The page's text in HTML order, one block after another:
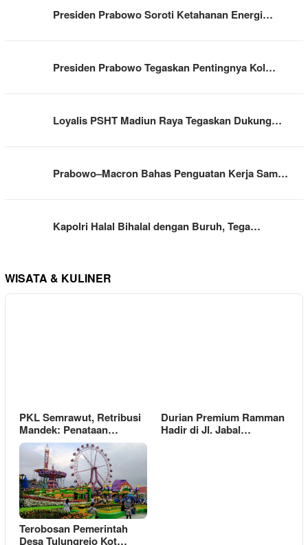
Presiden Prabowo Soroti Ketahanan Energi…
Presiden Prabowo Tegaskan Pentingnya Kol…
Loyalis PSHT Madiun Raya Tegaskan Dukung…
Prabowo–Macron Bahas Penguatan Kerja Sam…
Kapolri Halal Bihalal dengan Buruh, Tega…
WISATA & KULINER
PKL Semrawut, Retribusi
Mandek: Penataan…
Durian Premium Ramman
Hadir di Jl. Jabal…
Terobosan Pemerintah
Desa Tulungrejo Kot…